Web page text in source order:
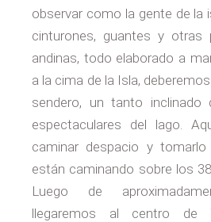
observar como la gente de la
cinturones, guantes y otras
andinas, todo elaborado a
a la cima de la Isla,
sendero, un tanto inclinado
espectaculares del lago.
caminar despacio y
están caminando sobre los
Luego de
llegaremos al centro de